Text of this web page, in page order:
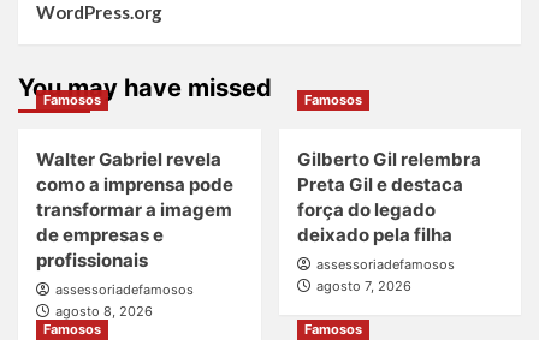
WordPress.org
You may have missed
Famosos
Walter Gabriel revela
como a imprensa pode
transformar a imagem
de empresas e
profissionais
assessoriadefamosos
agosto 8, 2026
Famosos
Gilberto Gil relembra
Preta Gil e destaca
força do legado
deixado pela filha
assessoriadefamosos
agosto 7, 2026
Famosos Famosos